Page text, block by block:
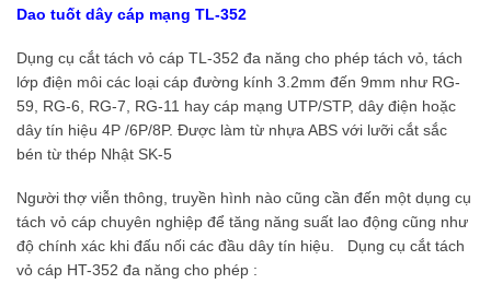
Dao tuốt dây cáp mạng TL-352
Dụng cụ cắt tách vỏ cáp TL-352 đa năng cho phép tách vỏ, tách
lớp điện môi các loại cáp đường kính 3.2mm đến 9mm như RG-
59, RG-6, RG-7, RG-11 hay cáp mạng UTP/STP, dây điện hoặc
dây tín hiệu 4P /6P/8P. Được làm từ nhựa ABS với lưỡi cắt sắc
bén từ thép Nhật SK-5
Người thợ viễn thông, truyền hình nào cũng cần đến một dụng cụ
tách vỏ cáp chuyên nghiệp để tăng năng suất lao động cũng như
độ chính xác khi đấu nối các đầu dây tín hiệu. Dụng cụ cắt tách
vỏ cáp HT-352 đa năng cho phép :